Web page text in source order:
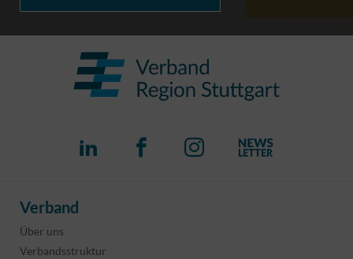
Verband
Über uns
Verbandsstruktur